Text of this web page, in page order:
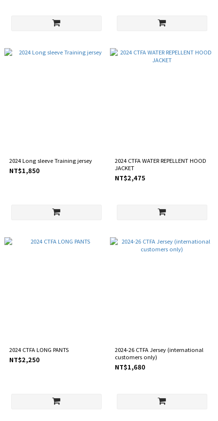
2024 Long sleeve Training jersey
NT$1,850
2024 CTFA WATER REPELLENT HOOD
JACKET
NT$2,475
2024 CTFA LONG PANTS
NT$2,250
2024-26 CTFA Jersey (international
customers only)
NT$1,680